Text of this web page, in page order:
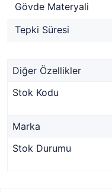
Gövde Materyali
Tepki Süresi
Diğer Özellikler
Stok Kodu
Marka
Stok Durumu